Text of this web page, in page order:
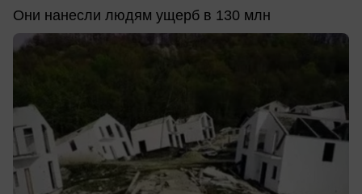
Они нанесли людям ущерб в 130 млн